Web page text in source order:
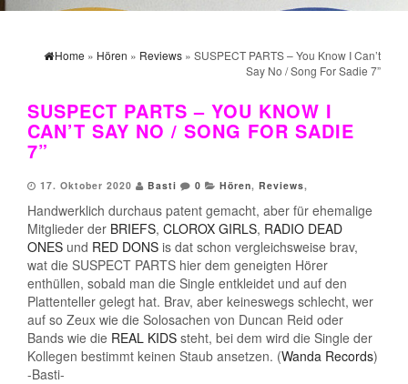
Home » Hören » Reviews » SUSPECT PARTS – You Know I Can’t
Say No / Song For Sadie 7”
SUSPECT PARTS – YOU KNOW I
CAN’T SAY NO / SONG FOR SADIE
7”
17. Oktober 2020 Basti 0 Hören, Reviews,
Handwerklich durchaus patent gemacht, aber für ehemalige
Mitglieder der BRIEFS, CLOROX GIRLS, RADIO DEAD
ONES und RED DONS is dat schon vergleichsweise brav,
wat die SUSPECT PARTS hier dem geneigten Hörer
enthüllen, sobald man die Single entkleidet und auf den
Plattenteller gelegt hat. Brav, aber keineswegs schlecht, wer
auf so Zeux wie die Solosachen von Duncan Reid oder
Bands wie die REAL KIDS steht, bei dem wird die Single der
Kollegen bestimmt keinen Staub ansetzen. (Wanda Records)
-Basti-